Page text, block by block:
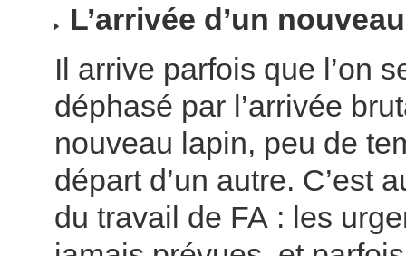
L’arrivée d’un
Il arrive parfois que l’on
déphasé par l’arrivée
nouveau lapin, peu de
départ d’un autre. C’est
du travail de FA : les